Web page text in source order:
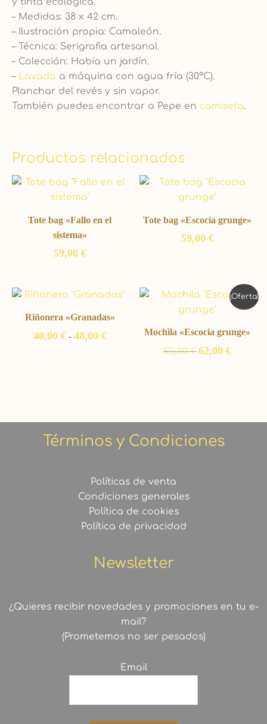
– Medidas: 38 x 42 cm.
– Ilustración propia: Camaleón.
– Técnica: Serigrafia artesanal.
– Colección: Había un jardín.
– Lavado a máquina con agua fría (30ºC).
Planchar del revés y sin vapor.
También puedes encontrar a Pepe en camiseta.
Productos relacionados
Tote bag «Fallo en el
sistema»
59,00 €
Tote bag «Escocia grunge»
59,00 €
Riñonera «Granadas»
40,00 € - 48,00 €
Rango
precios:
40,00 €
¡Oferta!
Mochila «Escocia grunge»
65,00€
El
original
65,00 €.
62,00 €
El
precio
62,00 €.
Términos y Condiciones
Políticas de venta
Condiciones generales
Política de cookies
Política de privacidad
Newsletter
¿Quieres recibir novedades y promociones en tu e-
mail?
(Prometemos no ser pesados)
Email